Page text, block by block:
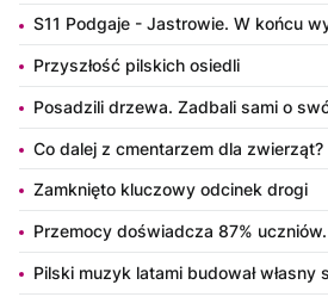
S11 Podgaje - Jastrowie. W końcu
Przyszłość pilskich osiedli
Posadzili drzewa. Zadbali sami o
Co dalej z cmentarzem dla zwierząt?
Zamknięto kluczowy odcinek drogi
Przemocy doświadcza 87%
Pilski muzyk latami budował własny